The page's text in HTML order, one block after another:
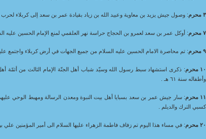
٣ محرم : وصول جيش يزيد بن معاوية وعبيد الله بن زياد بقيادة عمر بن سعد إلى كربلاء لحرب
٧ محرم : أوكل عمر بن سعد لعمرو بن الحجاج حراسة نهر العلقمي لمنع الإمام الحسين عليه
٩ محرم : تم محاصرة الامام الحسين عليه السلام من جميع الجهات في أرض كربلاء واجتمع
١٠ محرم
: ذكرى استشهاد سبط رسول الله وسيّد شباب أهل الجنّة الإمام الثالث من أئمّة
وأطفاله سنة ٦١ هـ .
١١ محرم
: سار جيش عمر بن سعد بسبايا أهل بيت النبوة ومعدن الرسالة ومهبط الوحي
كسبي الترك والديلم .
٢٠ محرم : في مساء هذا اليوم تم زفاف فاطمة الزهراء عليها السلام الى أمير المؤمنين علي